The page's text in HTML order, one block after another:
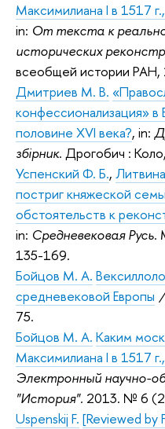
Максимилиана I в 1517
in: От текста к
исторических
всеобщей истории
Дмитриев М. В.
конфессионализация»
половине XVI века?, in:
збiрник. Дрогобич :
Успенский Ф. Б.,
постриг княжеской
обстоятельств к
in: Средневековая Русь.
135-169.
Бойцов М. А.
средневековой Европы
75.
Бойцов М. А. Каким
Максимилиана I в 1517
Электронный научно-
"История". 2013. № 6
Uspenskij F. [Reviewed by